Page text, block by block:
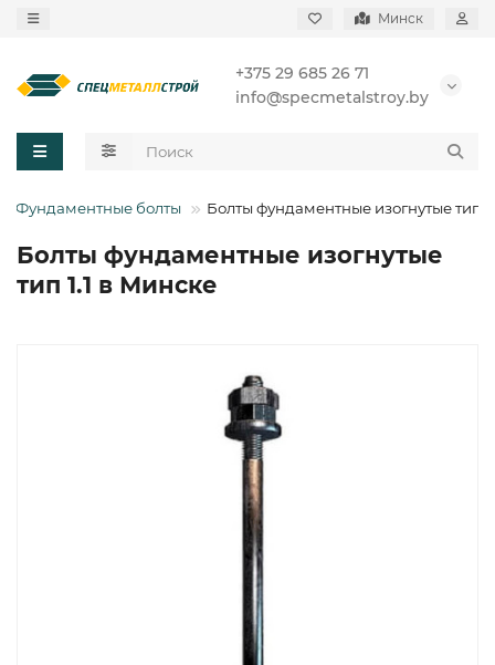
Минск
+375 29 685 26 71
info@specmetalstroy.by
Фундаментные болты Болты фундаментные изогнутые тип
Болты фундаментные изогнутые
тип 1.1 в Минске